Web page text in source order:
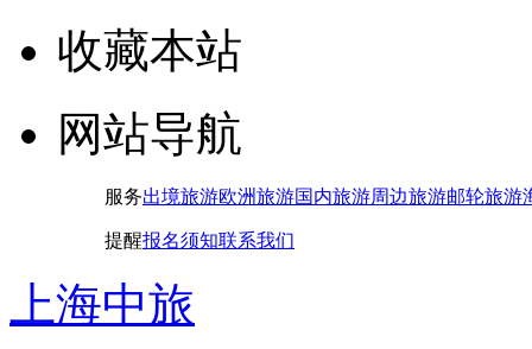
收藏本站
网站导航
服务出境旅游欧洲旅游国内旅游周边旅游邮轮旅游
提醒报名须知联系我们
上海中旅